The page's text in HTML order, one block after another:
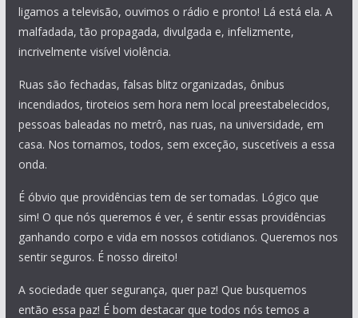
ligamos a televisão, ouvimos o rádio e pronto! Lá está ela. A
malfadada, tão propagada, divulgada e, infelizmente,
incrivelmente visível violência.
Ruas são fechadas, falsas blitz organizadas, ônibus
incendiados, tiroteios sem hora nem local preestabelecidos,
pessoas baleadas no metrô, nas ruas, na universidade, em
casa. Nos tornamos, todos, sem exceção, suscetíveis a essa
onda.
É óbvio que providências tem de ser tomadas. Lógico que
sim! O que nós queremos é ver, é sentir essas providências
ganhando corpo e vida em nossos cotidianos. Queremos nos
sentir seguros. É nosso direito!
A sociedade quer segurança, quer paz! Que busquemos
então essa paz! É bom destacar que todos nós temos a